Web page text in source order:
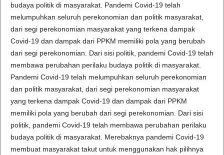
budaya politik di masyarakat. Pandemi Covid-19 telah
melumpuhkan seluruh perekonomian dan politik masyarakat,
dari segi perekonomian masyarakat yang terkena dampak
Covid-19 dan dampak dari PPKM memiliki pola yang berubah
dari segi perekonomian. Dari sisi politik, pandemi Covid-19 telah
membawa perubahan perilaku budaya politik di masyarakat.
Pandemi Covid-19 telah melumpuhkan seluruh perekonomian
dan politik masyarakat, dari segi perekonomian masyarakat
yang terkena dampak Covid-19 dan dampak dari PPKM
memiliki pola yang berubah dari segi perekonomian. Dari sisi
politik, pandemi Covid-19 telah membawa perubahan perilaku
budaya politik di masyarakat. Merebaknya pandemi Covid-19
membuat masyarakat takut untuk menggunakan hak pilihnya